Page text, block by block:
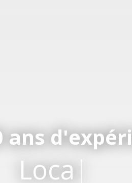
ans
Location,